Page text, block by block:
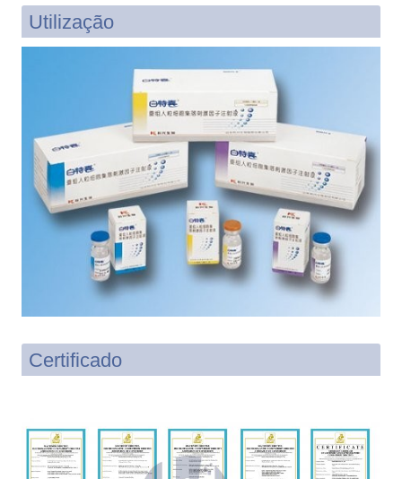
Utilização
Certificado